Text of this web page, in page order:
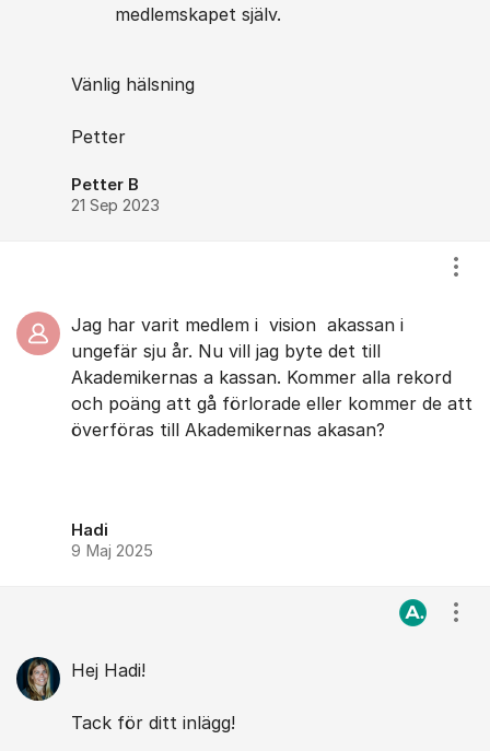
medlemskapet själv.
Vänlig hälsning
Petter
Petter B
21 Sep 2023
Jag har varit medlem i vision akassan i
ungefär sju år. Nu vill jag byte det till
Akademikernas a kassan. Kommer alla rekord
och poäng att gå förlorade eller kommer de att
överföras till Akademikernas akasan?
Hadi
9 Maj 2025
Hej Hadi!
Tack för ditt inlägg!